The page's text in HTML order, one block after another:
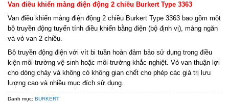
Van điều khiển màng điện động 2 chiều Burkert Type 3363
Van điều khiển màng điện động 2 chiều Burkert Type 3363 bao gồm một
bộ truyền động tuyến tính điều khiển bằng điện (bộ định vị), màng ngăn
và vỏ van 2 chiều.
Bộ truyền động điện với vít bi tuần hoàn đảm bảo sử dụng trong điều
kiện môi trường vệ sinh hoặc môi trường khắc nghiệt. Vỏ van thuận lợi
cho dòng chảy và không có không gian chết cho phép các giá trị lưu
lượng cao và nhiều mục đích sử dụng.
Danh mục: BURKERT